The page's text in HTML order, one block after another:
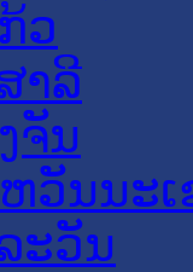
ວ
າລີ
ຈັນ
ວັນນະ
ະວັນ